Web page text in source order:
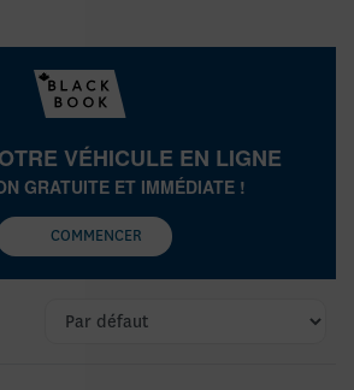
VÉHICULE EN LIGNE
GRATUITE ET IMMÉDIATE !
COMMENCER